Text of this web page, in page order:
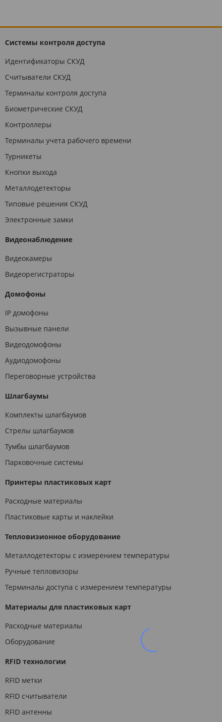
Системы контроля доступа
Идентификаторы СКУД
Считыватели СКУД
Терминалы контроля доступа
Биометрические СКУД
Контроллеры
Терминалы учета рабочего времени
Турникеты
Кнопки выхода
Металлодетекторы
Типовые решения СКУД
Электронные замки
Видеонаблюдение
Видеокамеры
Видеорегистраторы
Домофоны
IP домофоны
Вызывные панели
Видеодомофоны
Аудиодомофоны
Переговорные устройства
Шлагбаумы
Комплекты шлагбаумов
Стрелы шлагбаумов
Тумбы шлагбаумов
Парковочные системы
Принтеры пластиковых карт
Расходные материалы
Пластиковые карты и наклейки
Тепловизионное оборудование
Металлодетекторы с измерением температуры
Ручные тепловизоры
Терминалы доступа с измерением температуры
Материалы для пластиковых карт
Расходные материалы
Оборудование
RFID технологии
RFID метки
RFID считыватели
RFID антенны